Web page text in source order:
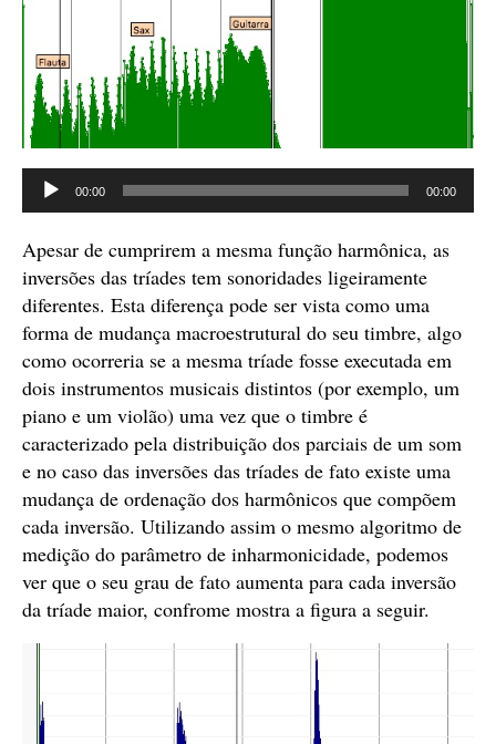
Tocador
de
00:00 00:00
Apesar de cumprirem a mesma função harmônica, as
inversões das tríades tem sonoridades ligeiramente
diferentes. Esta diferença pode ser vista como uma
forma de mudança macroestrutural do seu timbre, algo
como ocorreria se a mesma tríade fosse executada em
dois instrumentos musicais distintos (por exemplo, um
piano e um violão) uma vez que o timbre é
caracterizado pela distribuição dos parciais de um som
e no caso das inversões das tríades de fato existe uma
mudança de ordenação dos harmônicos que compõem
cada inversão. Utilizando assim o mesmo algoritmo de
medição do parâmetro de inharmonicidade, podemos
ver que o seu grau de fato aumenta para cada inversão
da tríade maior, confrome mostra a figura a seguir.